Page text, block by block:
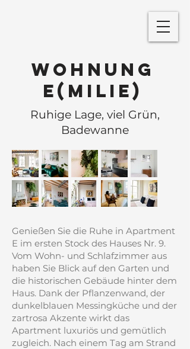
Wohnung
E(milie)
Ruhige Lage, viel Grün,
Badewanne
Genießen Sie die Ruhe in Apartment
E im ersten Stock des Hauses Nr. 9.
Vom Wohn- und Schlafzimmer aus
haben Sie Blick auf den Garten und
die historischen Gebäude hinter dem
Haus. Dank der Pflanzenwand, der
dunkelblauen Messingküche und der
zartrosa Akzente wirkt das
Apartment luxuriös und gemütlich
zugleich. Nach einem Tag am Strand